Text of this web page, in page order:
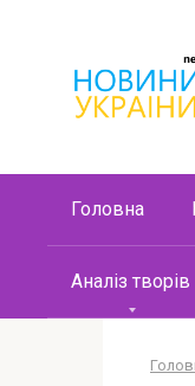
контенту
Головна
Аналіз творів